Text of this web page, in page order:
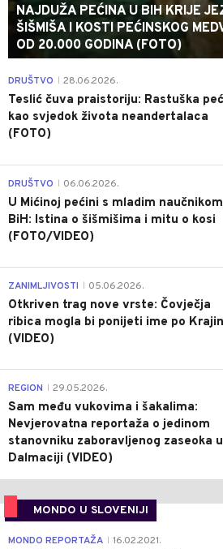
NAJDUŽA PEĆINA U BIH KRIJE
ŠIŠMIŠA I KOSTI PEĆINSKOG
OD 20.000 GODINA (FOTO)
DRUŠTVO 28.06.2026.
Teslić čuva praistoriju: Rastuška
kao svjedok života neandertalaca
(FOTO)
DRUŠTVO 06.06.2026.
U Mićinoj pećini s mladim
BiH: Istina o šišmišima i mitu o kosi
(FOTO/VIDEO)
ZANIMLJIVOSTI 05.06.2026.
Otkriven trag nove vrste: Čovječja
ribica mogla bi ponijeti ime po
(VIDEO)
REGION 29.05.2026.
Sam među vukovima i šakalima:
Nevjerovatna reportaža o jedinom
stanovniku zaboravljenog zaseoka u
Dalmaciji (VIDEO)
MONDO U SLOVENIJI
MONDO REPORTAŽA 16.02.2021.